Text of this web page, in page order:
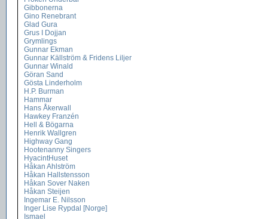
Gibbonerna
Gino Renebrant
Glad Gura
Grus I Dojjan
Grymlings
Gunnar Ekman
Gunnar Källström & Fridens Liljer
Gunnar Winald
Göran Sand
Gösta Linderholm
H.P. Burman
Hammar
Hans Åkerwall
Hawkey Franzén
Hell & Bögarna
Henrik Wallgren
Highway Gang
Hootenanny Singers
HyacintHuset
Håkan Ahlström
Håkan Hallstensson
Håkan Sover Naken
Håkan Steijen
Ingemar E. Nilsson
Inger Lise Rypdal [Norge]
Ismael